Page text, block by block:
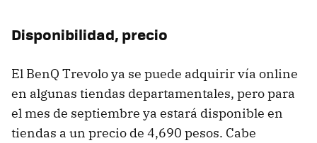
Disponibilidad, precio
El BenQ Trevolo ya se puede adquirir vía online
en algunas tiendas departamentales, pero para
el mes de septiembre ya estará disponible en
tiendas a un precio de 4,690 pesos. Cabe